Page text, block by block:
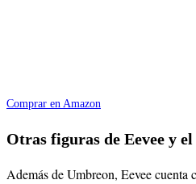
Comprar en Amazon
Otras figuras de Eevee y
Además de Umbreon, Eevee cuenta